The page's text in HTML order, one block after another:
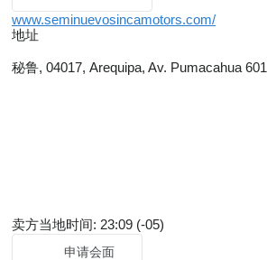
www.seminuevosincamotors.com/
地址
秘鲁, 04017, Arequipa, Av. Pumacahua 601
卖方当地时间: 23:09 (-05)
申请会面